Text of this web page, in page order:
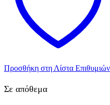
Προσθήκη στη Λίστα Επιθυμιών
Σε απόθεμα